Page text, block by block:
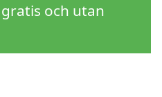
och utan